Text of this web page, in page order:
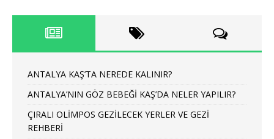
ANTALYA KAŞ’TA NEREDE KALINIR?
ANTALYA’NIN GÖZ BEBEĞİ KAŞ’DA NELER YAPILIR?
ÇIRALI OLİMPOS GEZİLECEK YERLER VE GEZİ
REHBERİ